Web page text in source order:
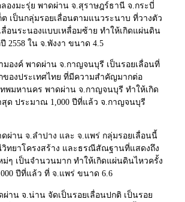
องมะรุ่ย พาดผ่าน จ.สุราษฎร์ธานี จ.กระบี่
ต เป็นกลุ่มรอยเลื่อนตามแนวระนาบ ที่วางตัว
อนระนองแบบเหลื่อมซ้าย ทำให้เกิดแผ่นดิน
2558 ใน จ.พังงา ขนาด 4.5
มองค์ พาดผ่าน จ.กาญจนบุรี เป็นรอยเลื่อนที่
องประเทศไทย ที่มีความสำคัญมากต่อ
พมหานคร พาดผ่าน จ.กาญจนบุรี ทำให้เกิด
ด ประมาณ 1,000 ปีที่แล้ว จ.กาญจนบุรี
ดผ่าน จ.ลำปาง และ จ.แพร่ กลุ่มรอยเลื่อนนี้
ทยาโครงสร้าง และธรณีสัณฐานที่แสดงถึง
ม่ๆ เป็นจำนวนมาก ทำให้เกิดแผ่นดินไหวครั้ง
ปีที่แล้ว ที่ จ.แพร่ ขนาด 6.6
ผ่าน จ.น่าน จัดเป็นรอยเลื่อนปกติ เป็นรอย